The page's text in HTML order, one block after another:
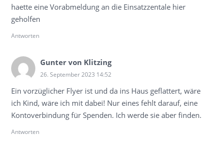
haette eine Vorabmeldung an die Einsatzzentale hier
geholfen
Antworten
Gunter von Klitzing
26. September 2023 14:52
Ein vorzüglicher Flyer ist und da ins Haus geflattert, wäre
ich Kind, wäre ich mit dabei! Nur eines fehlt darauf, eine
Kontoverbindung für Spenden. Ich werde sie aber finden.
Antworten